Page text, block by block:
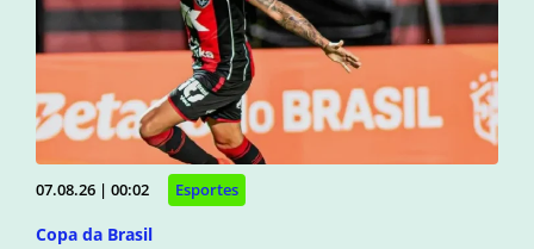
07.08.26 | 00:02 Esportes
Copa da Brasil